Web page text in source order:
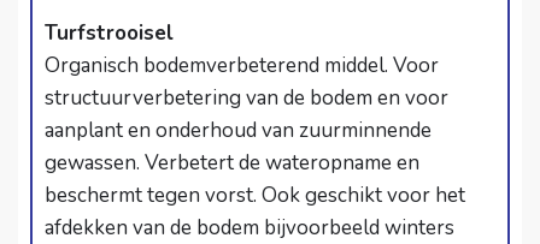
Turfstrooisel
Organisch bodemverbeterend middel. Voor
structuurverbetering van de bodem en voor
aanplant en onderhoud van zuurminnende
gewassen. Verbetert de wateropname en
beschermt tegen vorst. Ook geschikt voor het
afdekken van de bodem bijvoorbeeld winters